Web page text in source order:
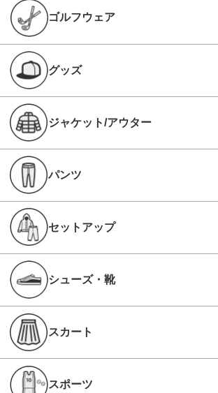
ゴルフウェア
グッズ
ジャケット/アウター
パンツ
セットアップ
シューズ・靴
スカート
スポーツ